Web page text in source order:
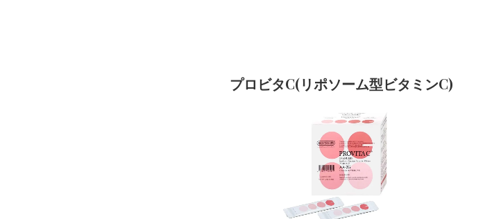
プロビタC(リポソーム型ビタミンC)